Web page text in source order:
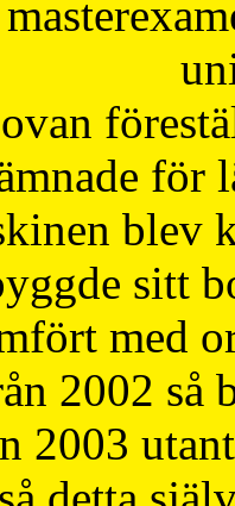
för
blev
sitt
med
2002 så
2003